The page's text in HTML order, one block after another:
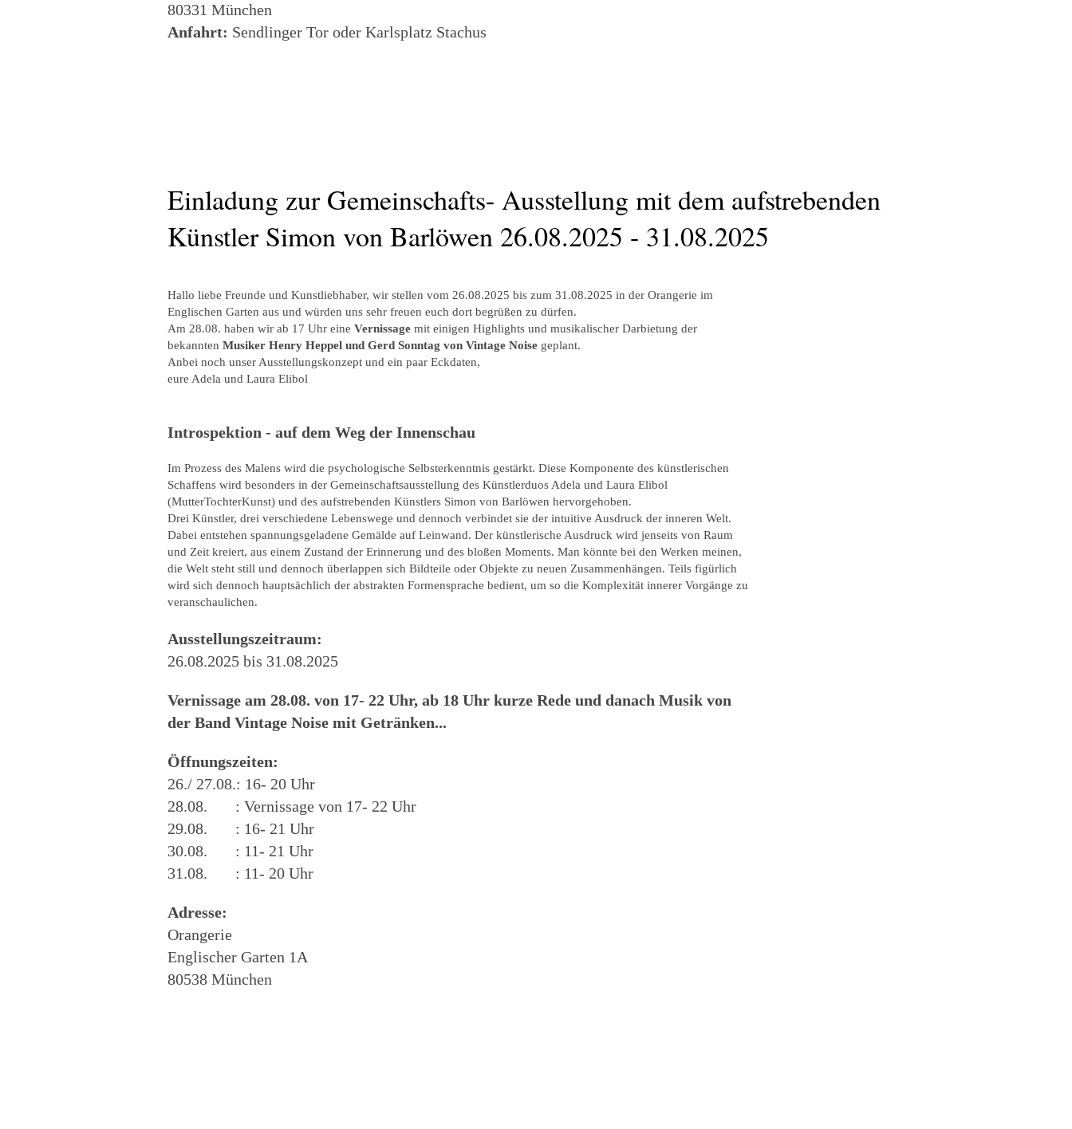
80331 München
Anfahrt: Sendlinger Tor oder Karlsplatz Stachus
Einladung zur Gemeinschafts- Ausstellung mit dem aufstrebenden
Künstler Simon von Barlöwen 26.08.2025 - 31.08.2025
Hallo liebe Freunde und Kunstliebhaber, wir stellen vom 26.08.2025 bis zum 31.08.2025 in der Orangerie im
Englischen Garten aus und würden uns sehr freuen euch dort begrüßen zu dürfen.
Am 28.08. haben wir ab 17 Uhr eine Vernissage mit einigen Highlights und musikalischer Darbietung der
bekannten Musiker Henry Heppel und Gerd Sonntag von Vintage Noise geplant.
Anbei noch unser Ausstellungskonzept und ein paar Eckdaten,
eure Adela und Laura Elibol
Introspektion - auf dem Weg der Innenschau
Im Prozess des Malens wird die psychologische Selbsterkenntnis gestärkt. Diese Komponente des künstlerischen
Schaffens wird besonders in der Gemeinschaftsausstellung des Künstlerduos Adela und Laura Elibol
(MutterTochterKunst) und des aufstrebenden Künstlers Simon von Barlöwen hervorgehoben.
Drei Künstler, drei verschiedene Lebenswege und dennoch verbindet sie der intuitive Ausdruck der inneren Welt.
Dabei entstehen spannungsgeladene Gemälde auf Leinwand. Der künstlerische Ausdruck wird jenseits von Raum
und Zeit kreiert, aus einem Zustand der Erinnerung und des bloßen Moments. Man könnte bei den Werken meinen,
die Welt steht still und dennoch überlappen sich Bildteile oder Objekte zu neuen Zusammenhängen. Teils figürlich
wird sich dennoch hauptsächlich der abstrakten Formensprache bedient, um so die Komplexität innerer Vorgänge zu
veranschaulichen.
Ausstellungszeitraum:
26.08.2025 bis 31.08.2025
Vernissage am 28.08. von 17- 22 Uhr, ab 18 Uhr kurze Rede und danach Musik von
der Band Vintage Noise mit Getränken...
Öffnungszeiten:
26./ 27.08.: 16- 20 Uhr
28.08. : Vernissage von 17- 22 Uhr
29.08. : 16- 21 Uhr
30.08. : 11- 21 Uhr
31.08. : 11- 20 Uhr
Adresse:
Orangerie
Englischer Garten 1A
80538 München